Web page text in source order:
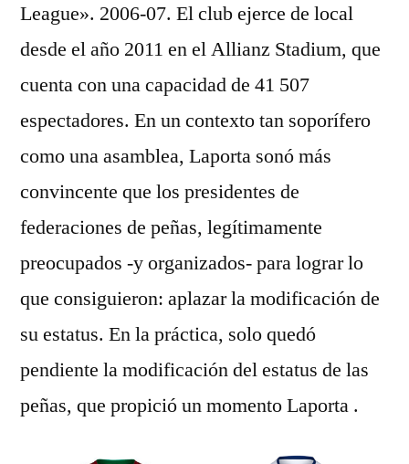
League». 2006-07. El club ejerce de local
desde el año 2011 en el Allianz Stadium, que
cuenta con una capacidad de 41 507
espectadores. En un contexto tan soporífero
como una asamblea, Laporta sonó más
convincente que los presidentes de
federaciones de peñas, legítimamente
preocupados -y organizados- para lograr lo
que consiguieron: aplazar la modificación de
su estatus. En la práctica, solo quedó
pendiente la modificación del estatus de las
peñas, que propició un momento Laporta .